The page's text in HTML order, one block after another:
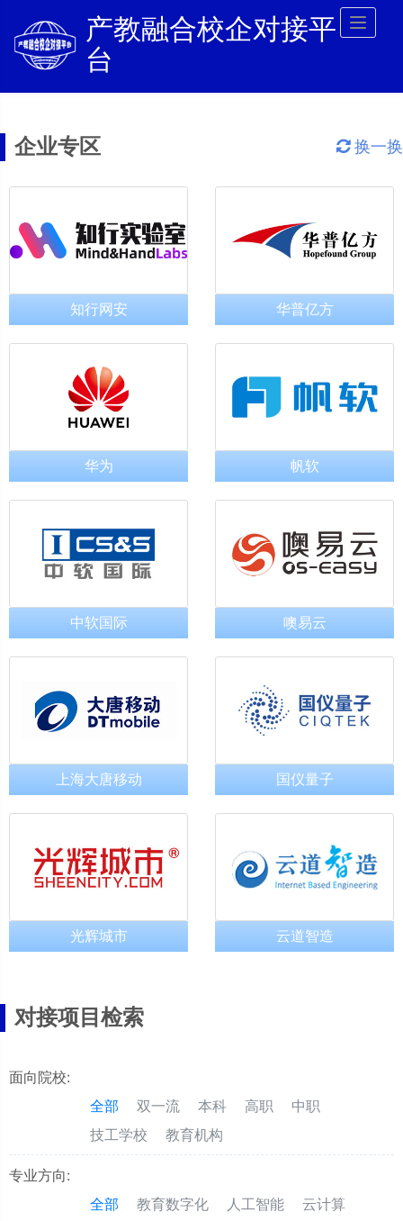
Toggle
产教融合校企对接平
台
企业专区 换一换
知行网安 华普亿方
华为 帆软
中软国际 噢易云
上海大唐移动 国仪量子
光辉城市 云道智造
对接项目检索
面向院校:
全部
双一流 本科 高职
中职
技工学校
教育机构
专业方向:
全部
教育数字化 人工智能
云计算